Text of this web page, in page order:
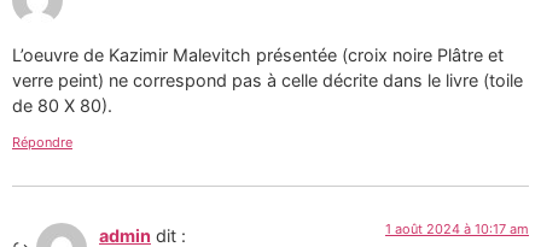
L’oeuvre de Kazimir Malevitch présentée (croix noire Plâtre et
verre peint) ne correspond pas à celle décrite dans le livre (toile
de 80 X 80).
Répondre
admin dit : 1 août 2024 à 10:17 am